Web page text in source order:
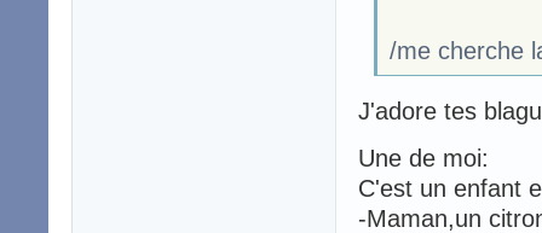
/me cherche
J'adore tes
Une de moi:
C'est un enfant
-Maman,un